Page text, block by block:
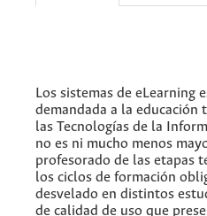
Los sistemas de
demandada a la educación
las Tecnologías de la
no es ni mucho menos
profesorado de las etapas
los ciclos de formación
desvelado en distintos
de calidad de uso que